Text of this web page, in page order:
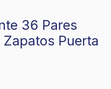
36 Pares
Puerta